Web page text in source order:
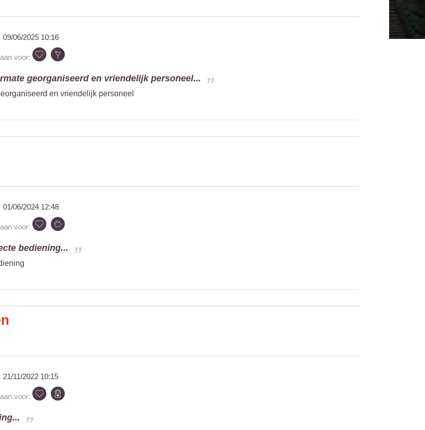
09/06/2025 10:16
voor:
georganiseerd en vriendelijk personeel...
en vriendelijk personeel
01/06/2024 12:48
voor:
bediening...
21/11/2022 10:15
voor: